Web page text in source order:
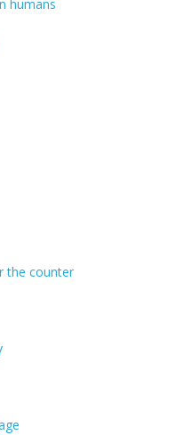
humans
the counter